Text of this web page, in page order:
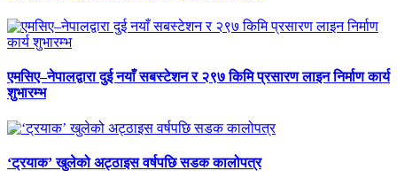
एमसिए–नेपालद्वारा दुई नयाँ सबस्टेशन र २९७ किमि प्रसारण लाइन निर्माण कार्य
शुभारम्भ
‘ट्रयाक’ खुलेको अट्ठाइस वर्षपछि सडक कालोपत्र